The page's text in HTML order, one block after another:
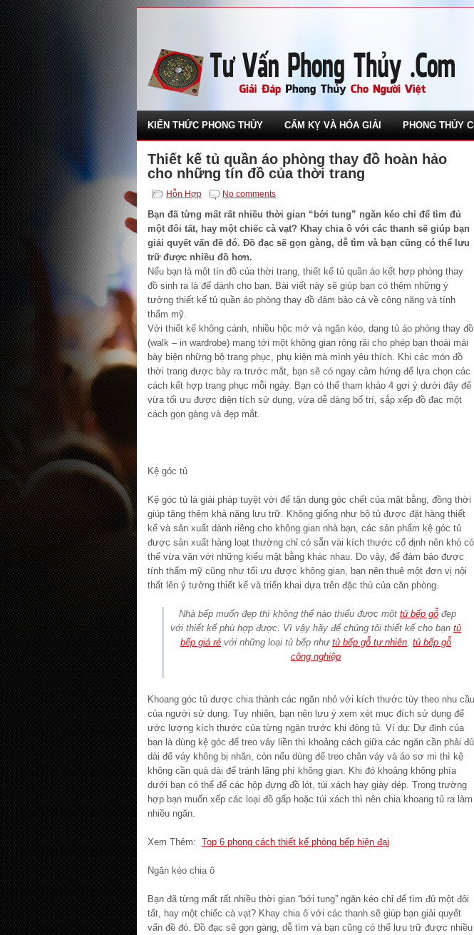
KIẾN THỨC PHONG THỦY CẤM KỴ VÀ HÓA GIẢI PHONG THỦY
Thiết kế tủ quần áo phòng thay đồ hoàn hảo
cho những tín đồ của thời trang
Hỗn Hợp No comments
Bạn đã từng mất rất nhiều thời gian “bới tung” ngăn kéo chỉ để tìm đủ
một đôi tất, hay một chiếc cà vạt? Khay chia ô với các thanh sẽ giúp bạn
giải quyết vấn đề đó. Đồ đạc sẽ gọn gàng, dễ tìm và bạn cũng có thể lưu
trữ được nhiều đồ hơn.
Nếu bạn là một tín đồ của thời trang, thiết kế tủ quần áo kết hợp phòng thay
đồ sinh ra là để dành cho bạn. Bài viết này sẽ giúp bạn có thêm những ý
tưởng thiết kế tủ quần áo phòng thay đồ đảm bảo cả về công năng và tính
thẩm mỹ.
Với thiết kế không cánh, nhiều hộc mở và ngăn kéo, dạng tủ áo phòng thay đồ
(walk – in wardrobe) mang tới một không gian rộng rãi cho phép bạn thoải mái
bày biện những bộ trang phục, phụ kiện mà mình yêu thích. Khi các món đồ
thời trang được bày ra trước mắt, bạn sẽ có ngay cảm hứng để lựa chọn các
cách kết hợp trang phục mỗi ngày. Bạn có thể tham khảo 4 gợi ý dưới đây để
vừa tối ưu được diện tích sử dụng, vừa dễ dàng bố trí, sắp xếp đồ đạc một
cách gọn gàng và đẹp mắt.
Kệ góc tủ
Kệ góc tủ là giải pháp tuyệt vời để tận dụng góc chết của mặt bằng, đồng thời
giúp tăng thêm khả năng lưu trữ. Không giống như bộ tủ được đặt hàng thiết
kế và sản xuất dành riêng cho không gian nhà bạn, các sản phẩm kệ góc tủ
được sản xuất hàng loạt thường chỉ có sẵn vài kích thước cố định nên khó có
thể vừa vặn với những kiểu mặt bằng khác nhau. Do vậy, để đảm bảo được
tính thẩm mỹ cũng như tối ưu được không gian, bạn nên thuê một đơn vị nội
thất lên ý tưởng thiết kế và triển khai dựa trên đặc thù của căn phòng.
Nhà bếp muốn đẹp thì không thể nào thiếu được một tủ bếp gỗđẹp
với thiết kế phù hợp được. Vì vậy hãy để chúng tôi thiết kế cho bạn tủ
bếp giá rẻ với những loại tủ bếp như tủ bếp gỗ tự nhiên, tủ bếp gỗ
công nghiệp
Khoang góc tủ được chia thành các ngăn nhỏ với kích thước tùy theo nhu cầu
của người sử dụng. Tuy nhiên, bạn nên lưu ý xem xét mục đích sử dụng để
ước lượng kích thước của từng ngăn trước khi đóng tủ. Ví dụ: Dự định của
bạn là dùng kệ góc để treo váy liền thì khoảng cách giữa các ngăn cần phải đủ
dài để váy không bị nhăn, còn nếu dùng để treo chân váy và áo sơ mi thì kệ
không cần quá dài để tránh lãng phí không gian. Khi đó khoảng không phía
dưới bạn có thể để các hộp đựng đồ lót, túi xách hay giày dép. Trong trường
hợp bạn muốn xếp các loại đồ gấp hoặc túi xách thì nên chia khoang tủ ra làm
nhiều ngăn.
Xem Thêm: Top 6 phong cách thiết kế phòng bếp hiện đại
Ngăn kéo chia ô
Bạn đã từng mất rất nhiều thời gian “bới tung” ngăn kéo chỉ để tìm đủ một đôi
tất, hay một chiếc cà vạt? Khay chia ô với các thanh sẽ giúp bạn giải quyết
vấn đề đó. Đồ đạc sẽ gọn gàng, dễ tìm và bạn cũng có thể lưu trữ được nhiều